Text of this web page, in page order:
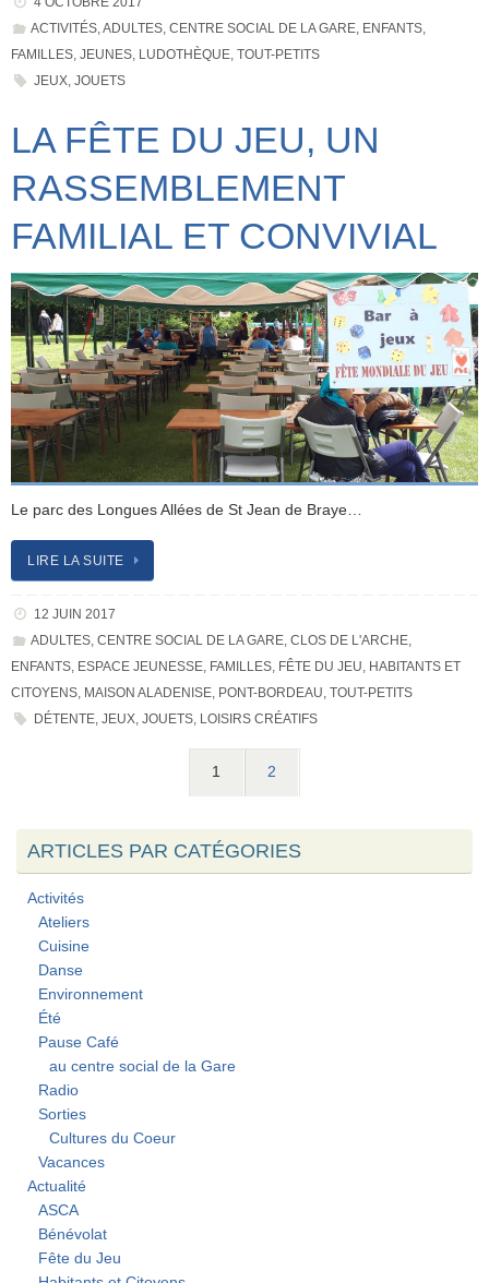
ACTIVITÉS, ADULTES, CENTRE SOCIAL DE LA GARE, ENFANTS,
FAMILLES JEUNES LUDOTHÈQUE TOUT-PETITS
JEUX, JOUETS
LA FÊTE DU JEU, UN
RASSEMBLEMENT
FAMILIAL ET CONVIVIAL
Le parc des Longues Allées de St Jean de Braye…
LIRE LA SUITE
12 JUIN 2017
ADULTES, CENTRE SOCIAL DE LA GARE, CLOS DE L'ARCHE,
ENFANTS, ESPACE JEUNESSE, FAMILLES, FÊTE DU JEU, HABITANTS ET
CITOYENS, MAISON ALADENISE, PONT-BORDEAU, TOUT-PETITS
DÉTENTE, JEUX, JOUETS, LOISIRS CRÉATIFS
1 2
ARTICLES PAR CATÉGORIES
Activités
Ateliers
Cuisine
Danse
Environnement
Été
Pause Café
au centre social de la Gare
Radio
Sorties
Cultures du Coeur
Vacances
Actualité
ASCA
Bénévolat
Fête du Jeu